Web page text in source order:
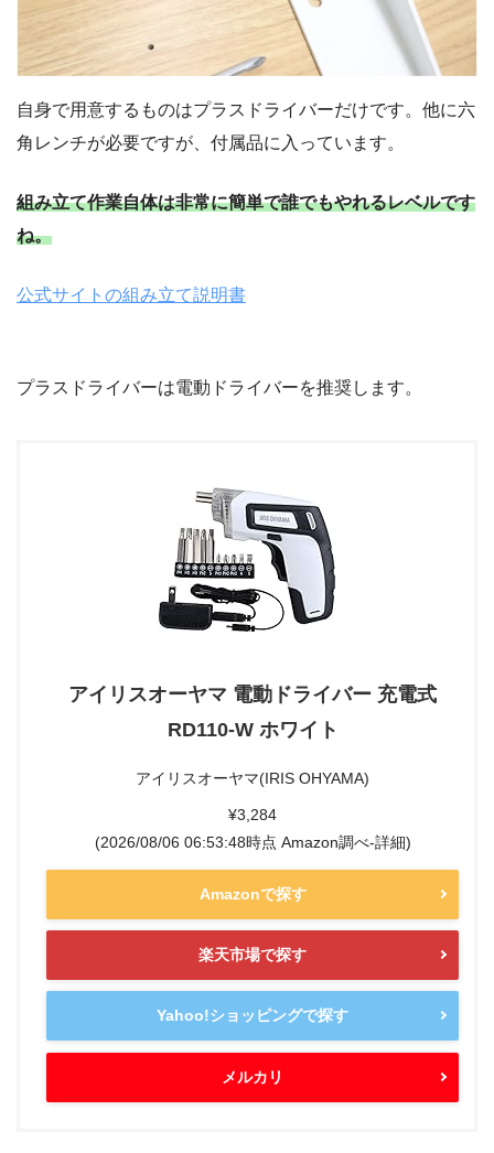
自身で用意するものはプラスドライバーだけです。他に六
角レンチが必要ですが、付属品に入っています。
組み立て作業自体は非常に簡単で誰でもやれるレベルです
ね。
公式サイト の組み立て説明書
プラスドライバーは電動ドライバーを推奨します。
アイリスオーヤマ 電動ドライバー 充電式
RD110-W ホワイト
アイリスオーヤマ(IRIS OHYAMA)
¥3,284
(2026/08/06 06:53:48時点 Amazon調べ-詳細)
Amazonで探す
楽天市場で探す
Yahoo!ショッピングで探す
メルカリ